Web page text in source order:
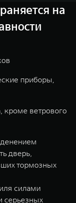
на
приборы,
кроме ветрового
дверь,
тормозных
силами
серьезных